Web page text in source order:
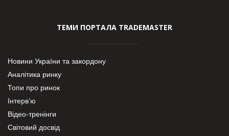
ТЕМИ ПОРТАЛА TRADEMASTER
Новини України та закордону
Аналітика ринку
Топи про ринок
Інтерв’ю
Відео-тренінги
Світовий досвід